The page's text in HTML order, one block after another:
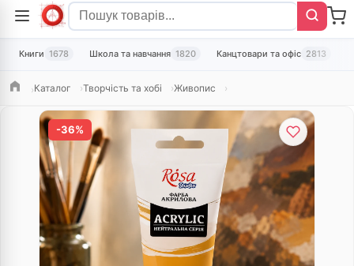
Книги 1678 Школа та навчання 1820 Канцтовари та офіс 2813
ГоловнаКаталог Творчість та хобі Живопис
-36%